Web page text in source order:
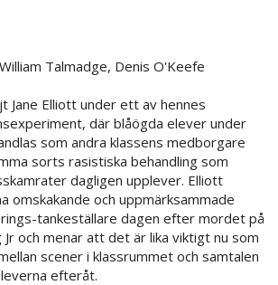
Talmadge, Denis O'Keefe
Jane Elliott under ett av hennes
där blåögda elever under
som andra klassens medborgare
sorts rasistiska behandling som
dagligen upplever. Elliott
omskakande och uppmärksammade
tankeställare dagen efter mordet på
och menar att det är lika viktigt nu som
scener i klassrummet och samtalen
efteråt.